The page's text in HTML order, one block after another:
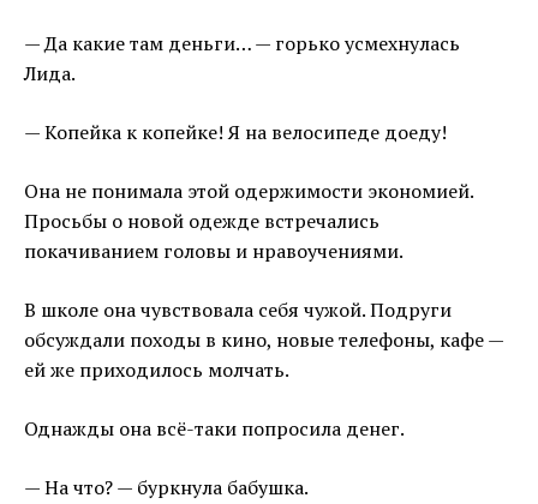
— Да какие там деньги… — горько усмехнулась
Лида.
— Копейка к копейке! Я на велосипеде доеду!
Она не понимала этой одержимости экономией.
Просьбы о новой одежде встречались
покачиванием головы и нравоучениями.
В школе она чувствовала себя чужой. Подруги
обсуждали походы в кино, новые телефоны, кафе —
ей же приходилось молчать.
Однажды она всё-таки попросила денег.
— На что? — буркнула бабушка.